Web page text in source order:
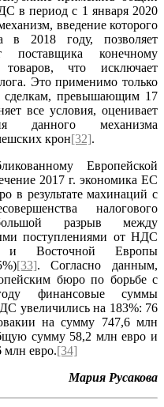
в период с 1 января 2020
введение которого
в 2018 году, позволяет
конечному
товаров, что исключает
Это применимо только
сделкам, превышающим 17
все условия, оценивает
данного механизма
крон[32].
Европейской
2017 г. экономика ЕС
в результате махинаций с
налогового
разрыв между
поступлениями от НДС
и Восточной Европы
[33]. Согласно данным,
бюро по борьбе с
финансовые суммы
увеличились на 183%: 76
на сумму 747,6 млн
сумму 58,2 млн евро и
млн евро.[34]
Мария Русакова